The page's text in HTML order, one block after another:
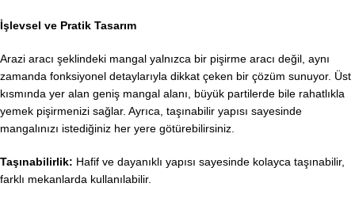
İşlevsel ve Pratik Tasarım
Arazi aracı şeklindeki mangal yalnızca bir pişirme aracı değil, aynı
zamanda fonksiyonel detaylarıyla dikkat çeken bir çözüm sunuyor. Üst
kısmında yer alan geniş mangal alanı, büyük partilerde bile rahatlıkla
yemek pişirmenizi sağlar. Ayrıca, taşınabilir yapısı sayesinde
mangalınızı istediğiniz her yere götürebilirsiniz.
Taşınabilirlik: Hafif ve dayanıklı yapısı sayesinde kolayca taşınabilir,
farklı mekanlarda kullanılabilir.